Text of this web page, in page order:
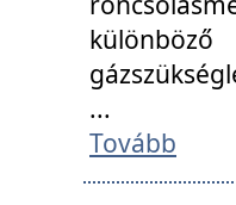
...
Tovább